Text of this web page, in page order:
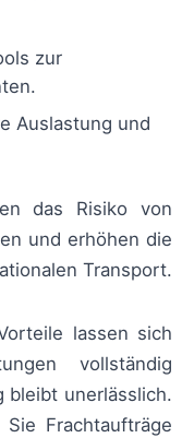
zur
Auslastung und
das Risiko von
und erhöhen die
Transport.
lassen sich
vollständig
bleibt unerlässlich.
Frachtaufträge